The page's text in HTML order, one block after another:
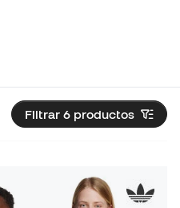
Filtrar 6 productos